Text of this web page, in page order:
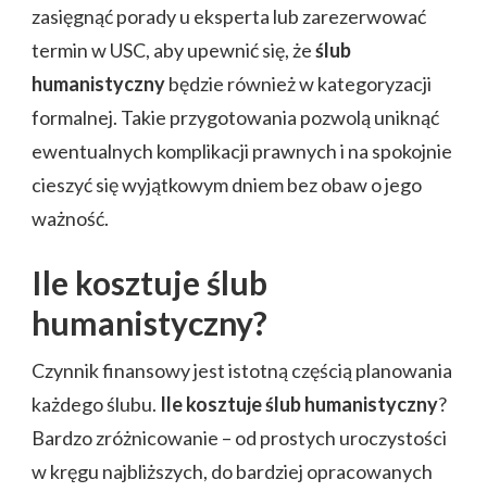
zasięgnąć porady u eksperta lub zarezerwować
termin w USC, aby upewnić się, żeślub
humanistycznybędzie również w kategoryzacji
formalnej. Takie przygotowania pozwolą uniknąć
ewentualnych komplikacji prawnych i na spokojnie
cieszyć się wyjątkowym dniem bez obaw o jego
ważność.
Ile kosztuje ślub
humanistyczny?
Czynnik finansowy jest istotną częścią planowania
każdego ślubu. Ile kosztuje ślub humanistyczny?
Bardzo zróżnicowanie – od prostych uroczystości
w kręgu najbliższych, do bardziej opracowanych